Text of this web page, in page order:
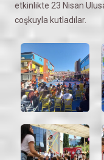
etkinlikte 23 Nisan
coşkuyla kutladılar.